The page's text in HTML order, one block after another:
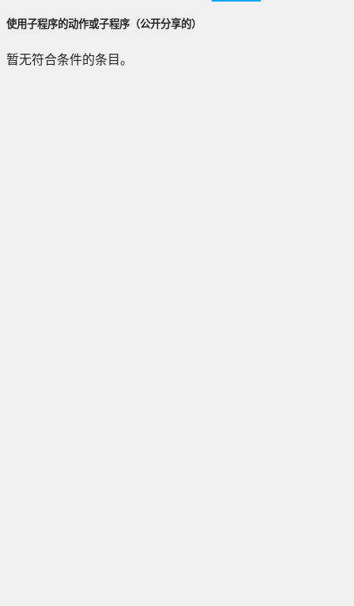
使用子程序的动作或子程序（公开分享的）
暂无符合条件的条目。